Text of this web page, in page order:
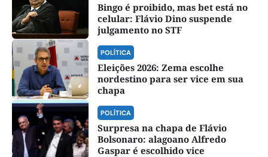
Bingo é proibido, mas bet está no
celular: Flávio Dino suspende
julgamento no STF
POLÍTICA
Eleições 2026: Zema escolhe
nordestino para ser vice em sua
chapa
POLÍTICA
Surpresa na chapa de Flávio
Bolsonaro: alagoano Alfredo
Gaspar é escolhido vice